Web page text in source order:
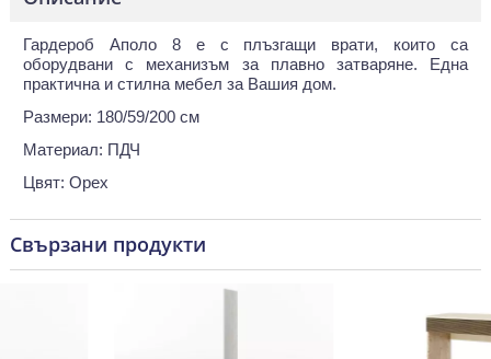
Гардероб Аполо 8 е с плъзгащи врати, които са
оборудвани с механизъм за плавно затваряне. Една
практична и стилна мебел за Вашия дом.
Размери: 180/59/200 см
Материал: ПДЧ
Цвят: Орех
Свързани продукти